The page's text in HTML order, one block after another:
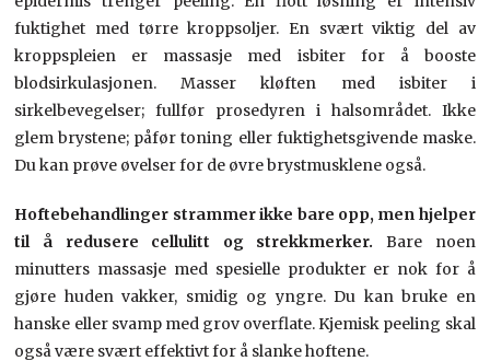
fuktighet med tørre kroppsoljer. En svært viktig del av
kroppspleien er massasje med isbiter for å booste
blodsirkulasjonen. Masser kløften med isbiter i
sirkelbevegelser; fullfør prosedyren i halsområdet. Ikke
glem brystene; påfør toning eller fuktighetsgivende maske.
Du kan prøve øvelser for de øvre brystmusklene også.
Hoftebehandlinger strammer ikke bare opp, men hjelper
til å redusere cellulitt og strekkmerker. Bare noen
minutters massasje med spesielle produkter er nok for å
gjøre huden vakker, smidig og yngre. Du kan bruke en
hanske eller svamp med grov overflate. Kjemisk peeling skal
også være svært effektivt for å slanke hoftene.